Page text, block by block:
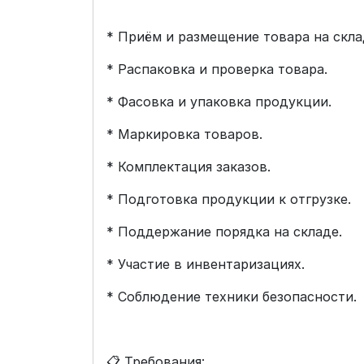
* Приём и размещение товара на
* Распаковка и проверка товара.
* Фасовка и упаковка продукции.
* Маркировка товаров.
* Комплектация заказов.
* Подготовка продукции к отгрузке.
* Поддержание порядка на складе.
* Участие в инвентаризациях.
* Соблюдение техники безопасности.